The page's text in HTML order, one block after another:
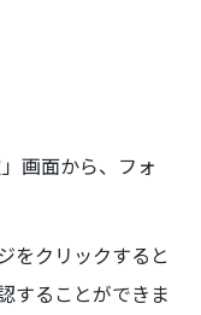
画面から、フォ
をクリックすると
することができま